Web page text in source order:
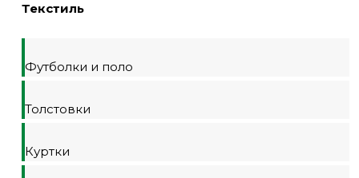
Текстиль
Футболки и поло
Толстовки
Куртки